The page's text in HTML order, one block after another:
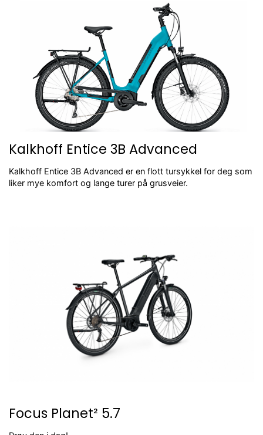
Kalkhoff Entice 3B Advanced
Kalkhoff Entice 3B Advanced er en flott tursykkel for deg som
liker mye komfort og lange turer på grusveier.
Focus Planet² 5.7